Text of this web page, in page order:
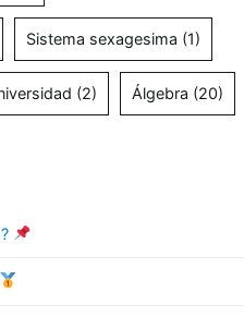
Sistema sexagesima (1)
(2) Álgebra (20)